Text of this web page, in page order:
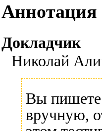
Аннотация
Докладчик
Николай
Вы пишете
вручную,